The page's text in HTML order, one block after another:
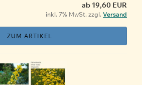
ab 19,60 EUR
inkl. 7% MwSt. zzgl. Versand
ZUM ARTIKEL